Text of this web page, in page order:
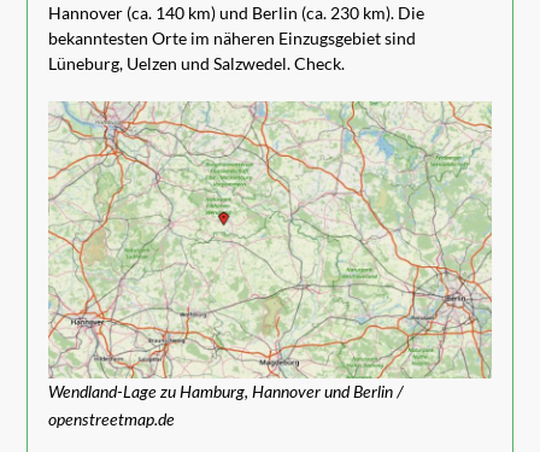
Hannover (ca. 140 km) und Berlin (ca. 230 km). Die
bekanntesten Orte im näheren Einzugsgebiet sind
Lüneburg, Uelzen und Salzwedel. Check.
Wendland-Lage zu Hamburg, Hannover und Berlin /
openstreetmap.de